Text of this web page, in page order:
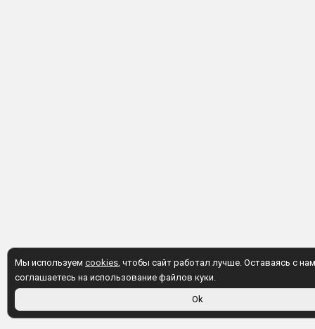
Мы используем cookies, чтобы сайт работал лучше. Оставаясь с
соглашаетесь на использование файлов куки.
Ok